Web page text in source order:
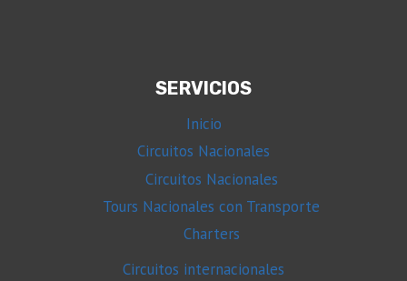
SERVICIOS
Inicio
Circuitos Nacionales
Circuitos Nacionales
Tours Nacionales con Transporte
Charters
Circuitos internacionales